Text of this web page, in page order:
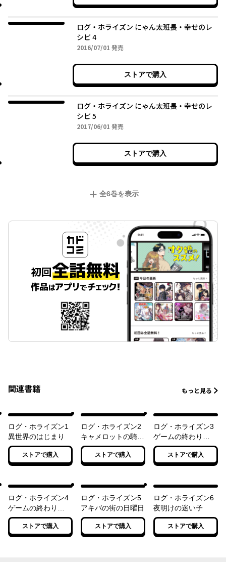
ログ・ホライズン にゃん太班長・幸せのレ
シピ 4
2016/07/01 2016年07月01日
発売
ストアで購入
ログ・ホライズン にゃん太班長・幸せのレ
シピ 5
2017/06/01 2017年06月01日
発売
ストアで購入
全6巻を表示
関連書籍 もっと見る
ログ・ホライズン1
異世界のはじまり
ストアで購入
ログ・ホライズン2
キャメロットの騎士
たち
ストアで購入
ログ・ホライズン3
ゲームの終わり
（上）
ストアで購入
ログ・ホライズン4
ゲームの終わり
（下）
ストアで購入
ログ・ホライズン5
アキバの街の日曜日
ストアで購入
ログ・ホライズン6
夜明けの迷い子
ストアで購入